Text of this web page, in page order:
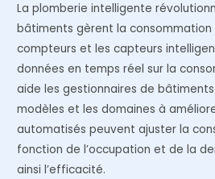
La plomberie intelligente
bâtiments gèrent la consommation
compteurs et les capteurs
données en temps réel sur la
aide les gestionnaires de
modèles et les domaines à
automatisés peuvent ajuster la
fonction de l’occupation et de la
ainsi l’efficacité.